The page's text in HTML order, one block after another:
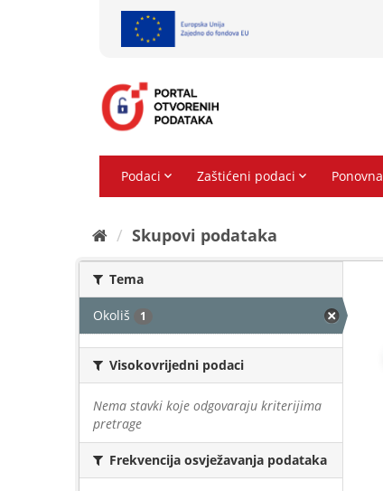
Skupovi podаtаkа
Tema
Okoliš 1
Visokovrijedni podaci
Nema stavki koje odgovaraju kriterijima
pretrage
Frekvencija osvježavanja podataka